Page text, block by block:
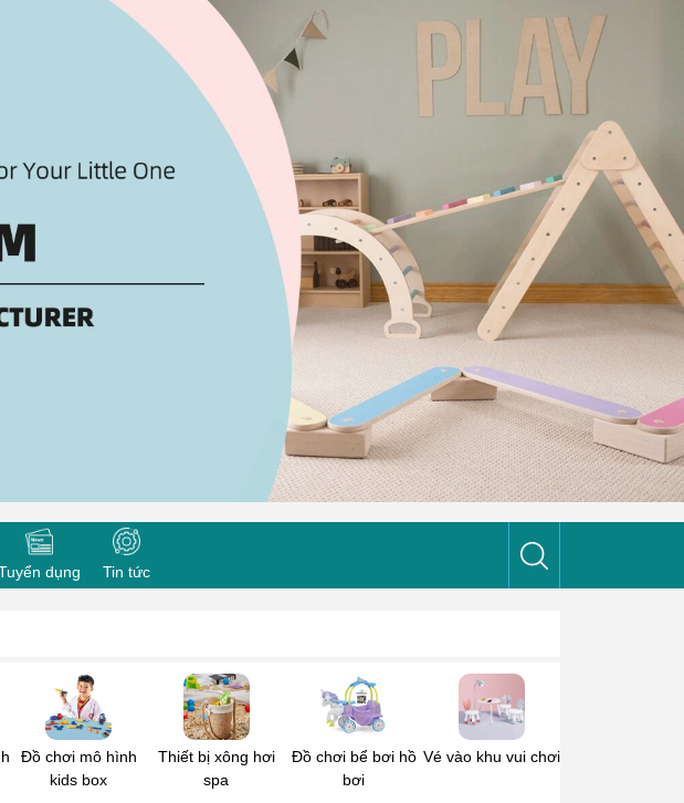
dụng Tin tức
Đồ chơi mô hình
kids box
Thiết bị xông hơi
spa
Đồ chơi bể bơi hồ
bơi
Vé vào khu vui chơi
Gọi Lại Cho Bạn
tôi?
tư vấn quy hoạch thiết thế video 3D
thiết kế thi công nội thất trường mầm
tổ chức công ty
nghiệp/ Tổ chức